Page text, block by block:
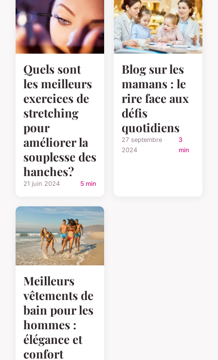
Quels sont
les meilleurs
exercices de
stretching
pour
améliorer la
souplesse des
hanches?
21 juin 2024 5 min
Blog sur les
mamans : le
rire face aux
défis
quotidiens
27 septembre
2024
3
min
Meilleurs
vêtements de
bain pour les
hommes :
élégance et
confort